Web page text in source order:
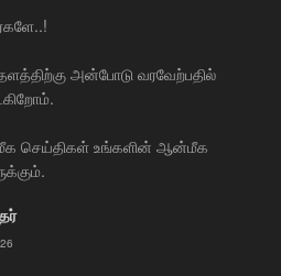
அன்போடு வரவேற்பதில்
செய்திகள் உங்களின் ஆன்மீக